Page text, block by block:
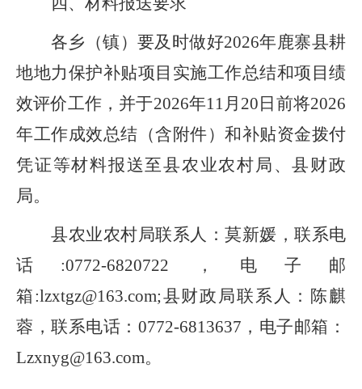
各乡（镇）要及时做好2026年鹿寨县耕
地地力保护补贴项目实施工作总结和项目绩
效评价工作，并于2026年11月 20 日前将2026
年工作成效总结（含附件）和补贴资金拨付
凭证等材料报送至县农业农村局、县财政
局。
县农业农村局联系人：莫新媛，联系电
话 :0772-6820722 ，电子邮
箱:lzxtgz@163.com;县财政局联系人： 陈麒
蓉 ，联系电话： 0772-6813637 ，电子邮箱：
Lzxnyg@163.com。